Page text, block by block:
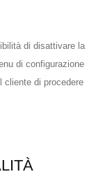
di disattivare la
di configurazione
cliente di procedere